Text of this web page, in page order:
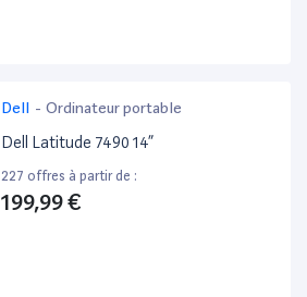
Dell - Ordinateur portable
Dell Latitude 7490 14”
227 offres à partir de :
199,99 €